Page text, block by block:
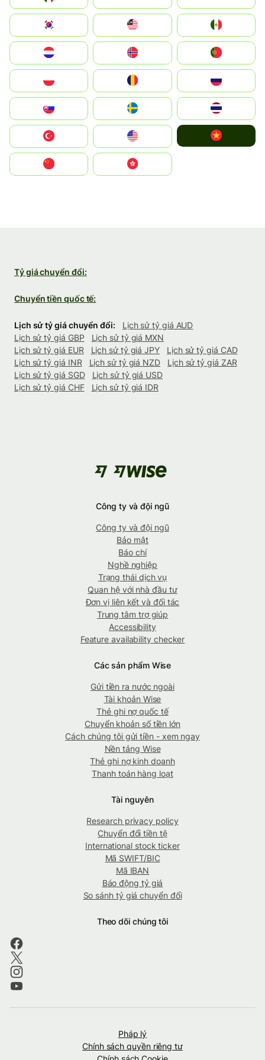
South Korea
United States
中國香港特別行政區
Tỷ giá chuyển đổi:
Chuyển tiền quốc tế:
Lịch sử tỷ giá chuyển đổi:
Lịch sử tỷ giá AUD
Lịch sử tỷ giá GBP
Lịch sử tỷ giá MXN
Lịch sử tỷ giá EUR
Lịch sử tỷ giá JPY
Lịch sử tỷ giá CAD
Lịch sử tỷ giá INR
Lịch sử tỷ giá NZD
Lịch sử tỷ giá ZAR
Lịch sử tỷ giá SGD
Lịch sử tỷ giá USD
Lịch sử tỷ giá CHF
Lịch sử tỷ giá IDR
Công ty và đội ngũ
Công ty và đội ngũ
Bảo mật
Báo chí
Nghề nghiệp
Trạng thái dịch vụ
Quan hệ với nhà đầu tư
Đơn vị liên kết và đối tác
Trung tâm trợ giúp
Accessibility
Feature availability checker
Các sản phẩm Wise
Gửi tiền ra nước ngoài
Tài khoản Wise
Thẻ ghi nợ quốc tế
Chuyển khoản số tiền lớn
Cách chúng tôi gửi tiền - xem ngay
Nền tảng Wise
Thẻ ghi nợ kinh doanh
Thanh toán hàng loạt
Tài nguyên
Research privacy policy
Chuyển đổi tiền tệ
International stock ticker
Mã SWIFT/BIC
Mã IBAN
Báo động tỷ giá
So sánh tỷ giá chuyển đổi
Theo dõi chúng tôi
Pháp lý
Chính sách quyền riêng tư